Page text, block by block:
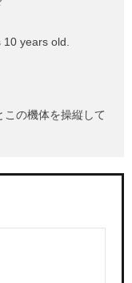
years old.
の機体を操縦して